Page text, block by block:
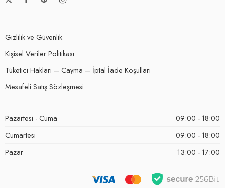
Gizlilik ve Güvenlik
Kişisel Veriler Politikası
Tüketici Haklari – Cayma – İptal İade Koşullari
Mesafeli Satış Sözleşmesi
Pazartesi - Cuma
09:00 - 18:00
Cumartesi
09:00 - 18:00
Pazar
13:00 - 17:00